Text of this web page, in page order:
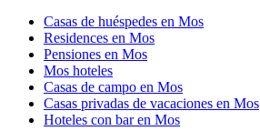
Casas de huéspedes en Mos
Residences en Mos
Pensiones en Mos
Mos hoteles
Casas de campo en Mos
Casas privadas de vacaciones en Mos
Hoteles con bar en Mos